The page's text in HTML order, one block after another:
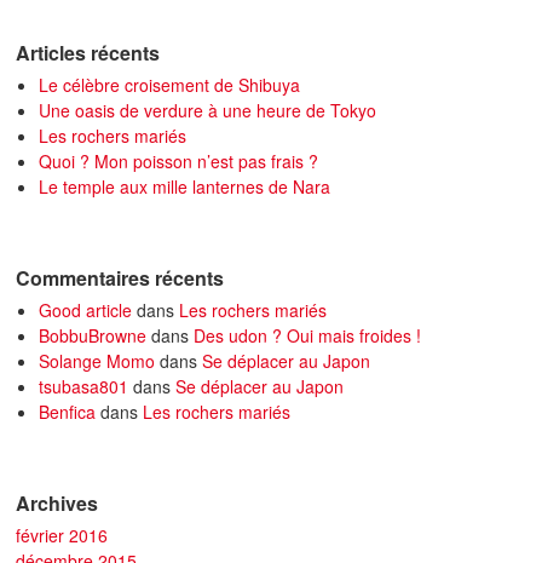
Articles récents
Le célèbre croisement de Shibuya
Une oasis de verdure à une heure de Tokyo
Les rochers mariés
Quoi ? Mon poisson n’est pas frais ?
Le temple aux mille lanternes de Nara
Commentaires récents
Good articledans Les rochers mariés
BobbuBrownedans Des udon ? Oui mais froides !
Solange Momo dans Se déplacer au Japon
tsubasa801 dans Se déplacer au Japon
Benfica dans Les rochers mariés
Archives
février 2016